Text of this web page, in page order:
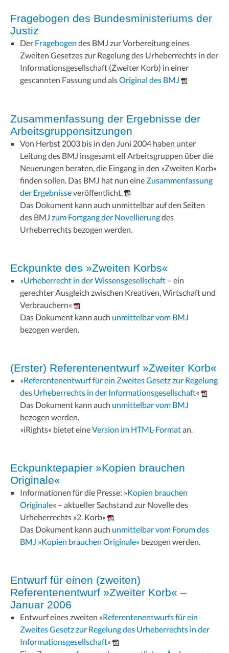
Fragebogen des Bundesministeriums der
Justiz
Der Fragebogen des BMJ zur Vorbereitung eines
Zweiten Gesetzes zur Regelung des Urheberrechts in der
Informationsgesellschaft (Zweiter Korb) in einer
gescannten Fassung und alsOriginal des BMJ
Zusammenfassung der Ergebnisse der
Arbeitsgruppensitzungen
Von Herbst 2003 bis in den Juni 2004 haben unter
Leitung des BMJ insgesamt elf Arbeitsgruppen über die
Neuerungen beraten, die Eingang in den »Zweiten Korb«
finden sollen. Das BMJ hat nun eine Zusammenfassung
der Ergebnisseveröffentlicht.
Das Dokument kann auch unmittelbar auf den Seiten
des BMJzum Fortgang der Novellierungdes
Urheberrechts bezogen werden.
Eckpunkte des »Zweiten Korbs«
»Urheberrecht in der Wissensgesellschaft – ein
gerechter Ausgleich zwischen Kreativen, Wirtschaft und
Verbrauchern«
Das Dokument kann auch unmittelbar vom BMJ
bezogen werden.
(Erster) Referentenentwurf »Zweiter Korb«
»Referentenentwurf für ein Zweites Gesetz zur Regelung
des Urheberrechts in der Informationsgesellschaft«
Das Dokument kann auch unmittelbar vom BMJ
bezogen werden.
»iRights« bietet eineVersion im HTML-Formatan.
Eckpunktepapier »Kopien brauchen
Originale«
Informationen für die Presse: »Kopien brauchen
Originale« – aktueller Sachstand zur Novelle des
Urheberrechts »2. Korb«
Das Dokument kann auch unmittelbar vom Forum des
BMJ »Kopien brauchen Originale« bezogen werden.
Entwurf für einen (zweiten)
Referentenentwurf »Zweiter Korb« –
Januar 2006
Entwurf eines zweiten »Referentenentwurfs für ein
Zweites Gesetz zur Regelung des Urheberrechts in der
Informationsgesellschaft«